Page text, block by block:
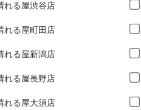
れる屋渋谷店
れる屋町田店
れる屋新潟店
れる屋長野店
れる屋大須店